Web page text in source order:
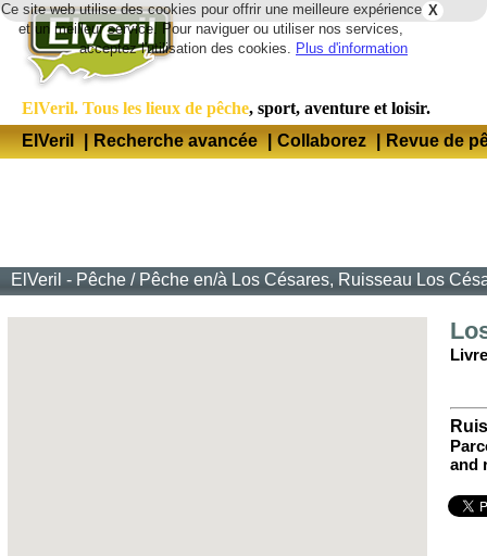
X
Ce site web utilise des cookies pour offrir une meilleure expérience
et un meilleur service. Pour naviguer ou utiliser nos services,
acceptez l'utilisation des cookies. Plus d'information
ElVeril. Tous les lieux de pêche, sport, aventure et loisir.
ElVeril
| Recherche avancée | Collaborez | Revue de
ElVeril - Pêche / Pêche en/à Los Césares, Ruisseau Los
and